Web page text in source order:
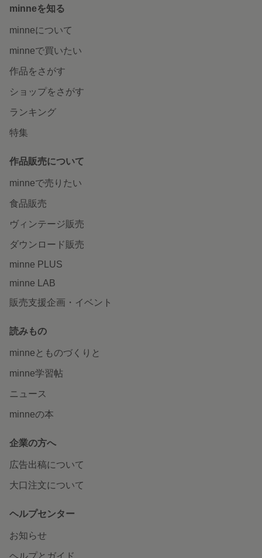
minneを知る
minneについて
minneで買いたい
作品をさがす
ショップをさがす
ランキング
特集
作品販売について
minneで売りたい
食品販売
ヴィンテージ販売
ダウンロード販売
minne PLUS
minne LAB
販売支援企画・イベント
読みもの
minneとものづくりと
minne学習帖
ニュース
minneの本
企業の方へ
広告出稿について
大口注文について
ヘルプセンター
お知らせ
ヘルプとガイド